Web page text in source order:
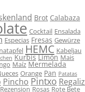
Brot Calabaza
Cocktail Ensalada
Especias Fresas Gewürze
HEMC Kabeljau
Kurbis Limón Mais
Maíz Mermelada
Orange Pan Patatas
Pincho Pintxo Regaliz
Rezension Rosas Rote Bete